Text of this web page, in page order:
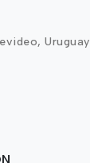
Uruguay